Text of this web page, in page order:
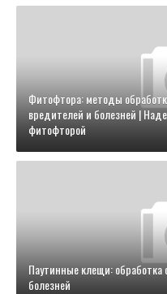
Фитофтора: методы
вредителей и болезней |
фитофторой
Паутинные клещи:
болезней